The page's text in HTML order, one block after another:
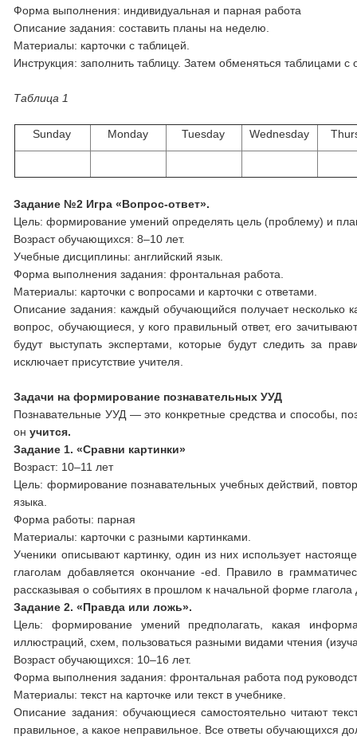
Форма выполнения: индивидуальная и парная работа
Описание задания: составить планы на неделю.
Материалы: карточки с таблицей.
Инструкция: заполнить таблицу. Затем обменяться таблицами
Таблица 1
Sunday Monday Tuesday Wednesday
Задание №2 Игра «Вопрос-ответ».
Цель: формирование умений определять цель (проблему) и
Возраст обучающихся: 8–10 лет.
Учебные дисциплины: английский язык.
Форма выполнения задания: фронтальная работа.
Материалы: карточки с вопросами и карточки с ответами.
Описание задания: каждый обучающийся получает несколько
вопрос, обучающиеся, у кого правильный ответ, его
будут выступать экспертами, которые будут следить за
исключает присутствие учителя.
Задачи на формирование познавательных УУД
Познавательные УУД — это конкретные средства и способы,
онучится.
Задание 1. «Сравни картинки»
Возраст: 10–11 лет
Цель: формирование познавательных учебных действий,
языка.
Форма работы: парная
Материалы: карточки с разными картинками.
Ученики описывают картинку, один из них использует
глаголам добавляется окончание -ed. Правило в
рассказывая о событиях в прошлом к начальной форме
Задание 2.«Правда или ложь».
Цель: формирование умений предполагать, какая
иллюстраций, схем, пользоваться разными видами чтения
Возраст обучающихся: 10–16 лет.
Форма выполнения задания: фронтальная работа под
Материалы: текст на карточке или текст в учебнике.
Описание задания: обучающиеся самостоятельно читают
правильное, а какое неправильное. Все ответы обучающихся